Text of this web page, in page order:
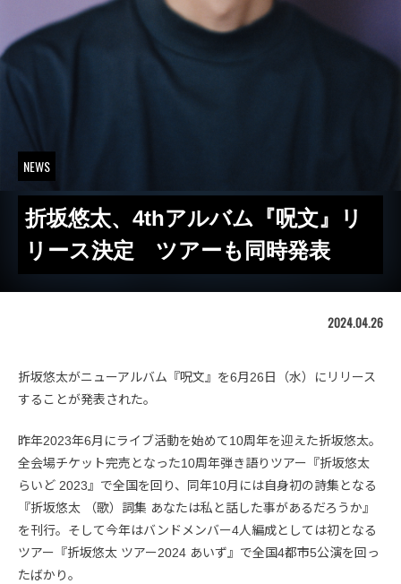
NEWS
折坂悠太、4thアルバム『呪文』リ
リース決定 ツアーも同時発表
2024.04.26
折坂悠太がニューアルバム『呪文』を6月26日（水）にリリース
することが発表された。
昨年2023年6月にライブ活動を始めて10周年を迎えた折坂悠太。
全会場チケット完売となった10周年弾き語りツアー『折坂悠太
らいど 2023』で全国を回り、同年10月には自身初の詩集となる
『折坂悠太 （歌）詞集 あなたは私と話した事があるだろうか』
を刊行。そして今年はバンドメンバー4人編成としては初となる
ツアー『折坂悠太 ツアー2024 あいず』で全国4都市5公演を回っ
たばかり。